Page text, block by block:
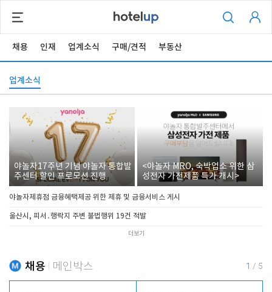
채용 인재 업계소식 구매/견적 부동산
업계소식
야놀자17주년 기념 야놀자 통합발
주센터 할인 프로모션 진행
<야놀자 MRO, 숙박업소 위한 삼
성전자 가전제품 특가 개시>
야놀자제휴점 금융혜택제공 위한 제휴 및 금융서비스 게시
울산시, 피서․행락지 주변 불법행위 19건 적발
더보기
채용 메인박스 1 / 5